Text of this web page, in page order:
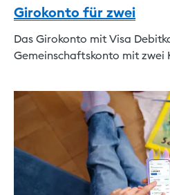
Girokonto für zwei
Das Girokonto mit Visa
Gemeinschaftskonto mit zwei